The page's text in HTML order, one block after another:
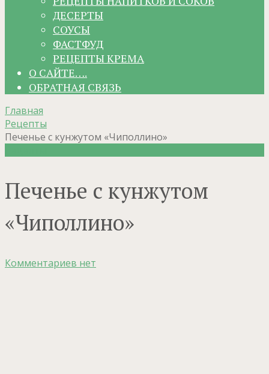
ДЕСЕРТЫ
СОУСЫ
ФАСТФУД
РЕЦЕПТЫ КРЕМА
О САЙТЕ….
ОБРАТНАЯ СВЯЗЬ
Главная
Рецепты
Печенье с кунжутом «Чиполлино»
Печенье с кунжутом
«Чиполлино»
Комментариев нет